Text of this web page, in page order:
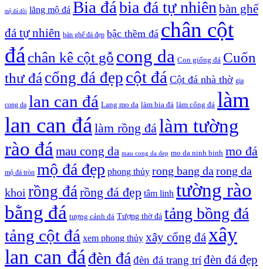
mộ đá đôi lăng mộ đá Bia đábia đá tự nhiênbàn ghế
đá tự nhiên bàn ghế đá đẹp bậc thềm đá chân cột
đáchân kê cột gỗ cong da Con giống đá Cuốn
thư đá cổng đá đẹp cột đá Cột đá nhà thờ gia
cong da lan can đá Lang mo da làm bia đá làm cổng đá làm
lan can đálàm rồng đálàm tường
rào đá mau cong da mau cong da dep mo da ninh binh mo đá
mộ đá tròn mộ đá đẹp phong thủy rong bang da rong da
khoi rồng đárồng đá đẹp tâm linh tường rào
bằng đá tượng cảnh đá Tượng thờ đá tảng bồng đá
tảng cột đá xem phong thủy xây cổng đáxây
lan can đá đèn đáđèn đá trang tríđèn đá đẹp